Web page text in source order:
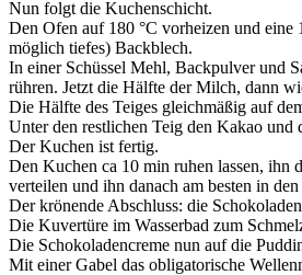
Nun folgt die Kuchenschicht.
Den Ofen auf 180 °C vorheizen und
möglich tiefes) Backblech.
In einer Schüssel Mehl, Backpulver und
rühren. Jetzt die Hälfte der Milch, dann
Die Hälfte des Teiges gleichmäßig auf
Unter den restlichen Teig den Kakao
Der Kuchen ist fertig.
Den Kuchen ca 10 min ruhen lassen, ihn
verteilen und ihn danach am besten in
Der krönende Abschluss: die
Die Kuvertüre im Wasserbad zum
Die Schokoladencreme nun auf die
Mit einer Gabel das obligatorische